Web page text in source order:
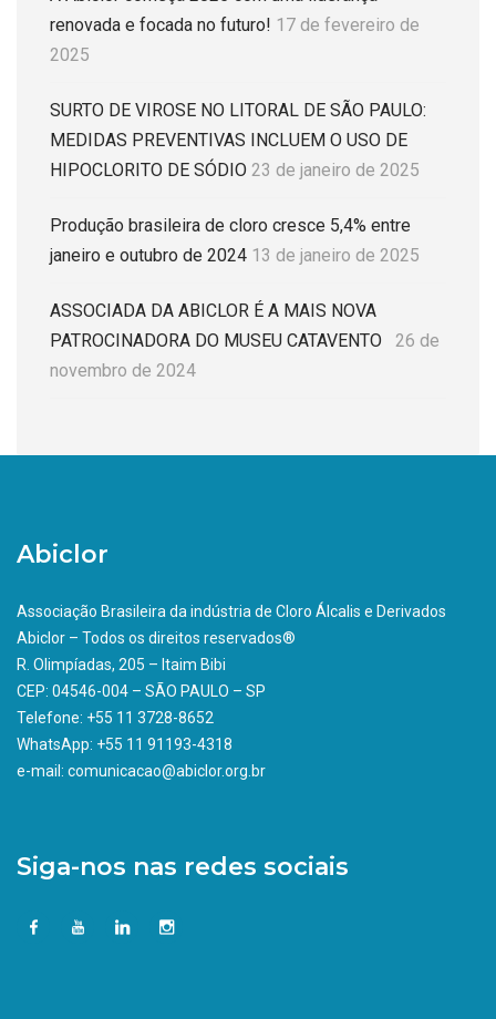
renovada e focada no futuro! 17 de fevereiro de
2025
SURTO DE VIROSE NO LITORAL DE SÃO PAULO:
MEDIDAS PREVENTIVAS INCLUEM O USO DE
HIPOCLORITO DE SÓDIO 23 de janeiro de 2025
Produção brasileira de cloro cresce 5,4% entre
janeiro e outubro de 2024 13 de janeiro de 2025
ASSOCIADA DA ABICLOR É A MAIS NOVA
PATROCINADORA DO MUSEU CATAVENTO
26 de
novembro de 2024
Abiclor
Associação Brasileira da indústria de Cloro Álcalis e Derivados
Abiclor – Todos os direitos reservados®
R. Olimpíadas, 205 – Itaim Bibi
CEP: 04546-004 – SÃO PAULO – SP
Telefone: +55 11 3728-8652
WhatsApp: +55 11 91193-4318
e-mail: comunicacao@abiclor.org.br
Siga-nos nas redes sociais